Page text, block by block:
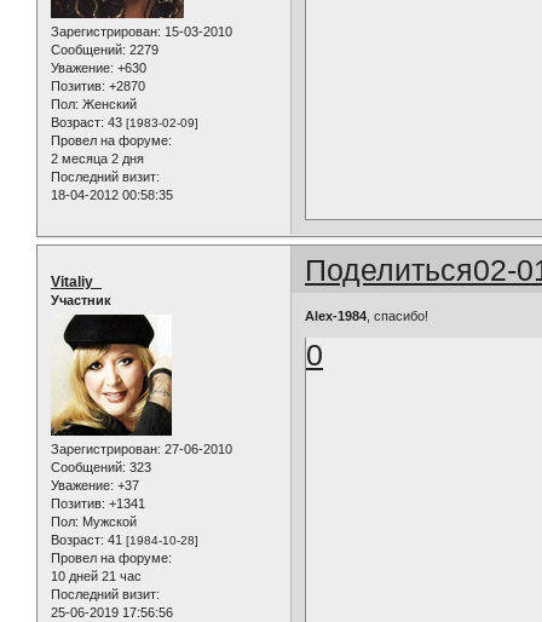
Зарегистрирован: 15-03-2010
Сообщений: 2279
Уважение: +630
Позитив: +2870
Пол: Женский
Возраст: 43 [1983-02-09]
Провел на форуме:
2 месяца 2 дня
Последний визит:
18-04-2012 00:58:35
Поделиться02-
Vitaliy_
Участник
Зарегистрирован: 27-06-2010
Сообщений: 323
Уважение: +37
Позитив: +1341
Пол: Мужской
Возраст: 41 [1984-10-28]
Провел на форуме:
10 дней 21 час
Последний визит:
25-06-2019 17:56:56
Alex-1984 , спасибо!
0